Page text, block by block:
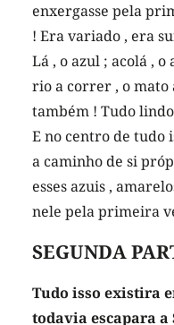
enxergasse pela
! Era variado , era
Lá , o azul ; acolá ,
rio a correr , o mato
também ! Tudo
E no centro de tudo
a caminho de si
esses azuis ,
nele pela primeira
SEGUNDA
Tudo isso existira
todavia escapara